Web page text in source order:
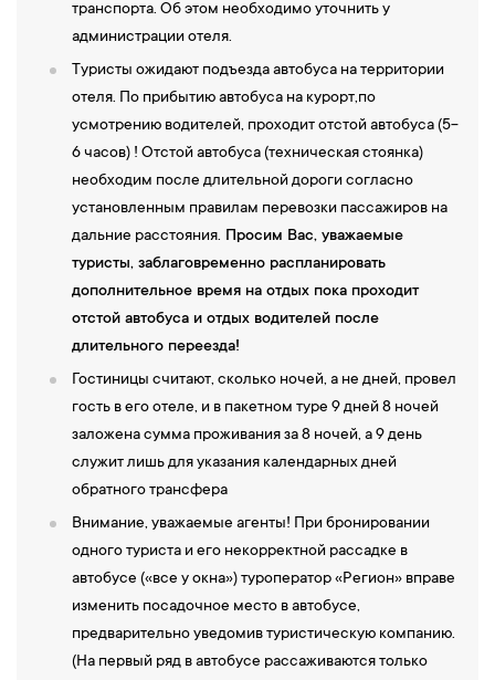
транспорта. Об этом необходимо уточнить у
администрации отеля.
Туристы ожидают подъезда автобуса на территории
отеля. По прибытию автобуса на курорт,по
усмотрению водителей, проходит отстой автобуса (5-
6 часов) ! Отстой автобуса (техническая стоянка)
необходим после длительной дороги согласно
установленным правилам перевозки пассажиров на
дальние расстояния. Просим Вас, уважаемые
туристы, заблаговременно распланировать
дополнительное время на отдых пока проходит
отстой автобуса и отдых водителей после
длительного переезда!
Гостиницы считают, сколько ночей, а не дней, провел
гость в его отеле, и в пакетном туре 9 дней 8 ночей
заложена сумма проживания за 8 ночей, а 9 день
служит лишь для указания календарных дней
обратного трансфера
Внимание, уважаемые агенты! При бронировании
одного туриста и его некорректной рассадке в
автобусе («все у окна») туроператор «Регион» вправе
изменить посадочное место в автобусе,
предварительно уведомив туристическую компанию.
(На первый ряд в автобусе рассаживаются только